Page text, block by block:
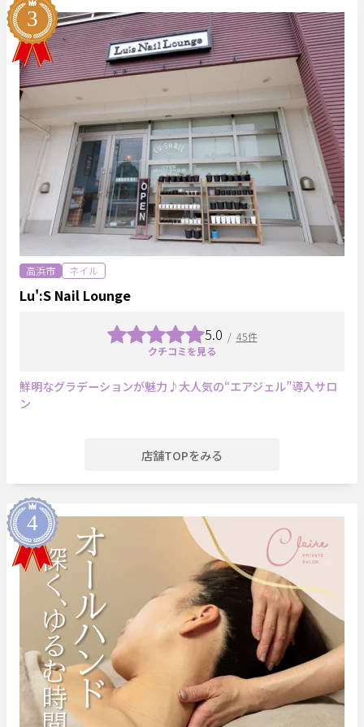
高浜市 ネイル
Lu':S Nail Lounge
5.0 / 45件
クチコミを見る
鮮明なグラデーションが魅力♪大人気の“エアジェル”導入サロ
ン
店舗TOPをみる